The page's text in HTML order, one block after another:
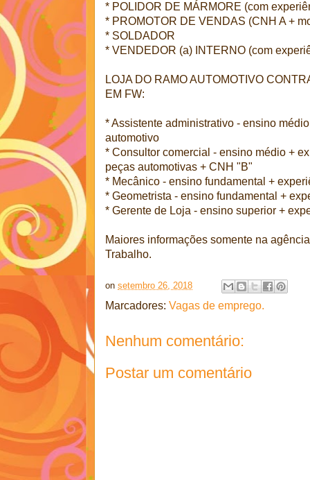
* POLIDOR DE MÁRMORE (com
* PROMOTOR DE VENDAS (CNH A +
* SOLDADOR
* VENDEDOR (a) INTERNO (com
LOJA DO RAMO AUTOMOTIVO
EM FW:
* Assistente administrativo - ensino
automotivo
* Consultor comercial - ensino médio +
peças automotivas + CNH "B"
* Mecânico - ensino fundamental +
* Geometrista - ensino fundamental +
* Gerente de Loja - ensino superior +
Maiores informações somente na
Trabalho.
on setembro 26, 2018
Marcadores: Vagas de emprego.
Nenhum comentário:
Postar um comentário